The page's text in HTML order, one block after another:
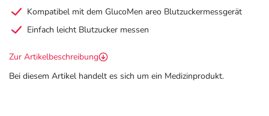
Kompatibel mit dem GlucoMen areo Blutzuckermessgerät
Einfach leicht Blutzucker messen
Zur Artikelbeschreibung
Bei diesem Artikel handelt es sich um ein Medizinprodukt.